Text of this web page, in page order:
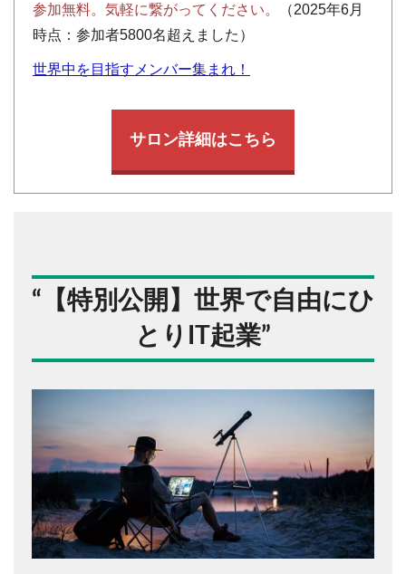
参加無料。気軽に繋がってください。
（2025年6月
時点：参加者5800名超えました）
世界中を目指すメンバー集まれ！
サロン詳細はこちら
“ 【特別公開】世界で自由にひ
とりIT起業”